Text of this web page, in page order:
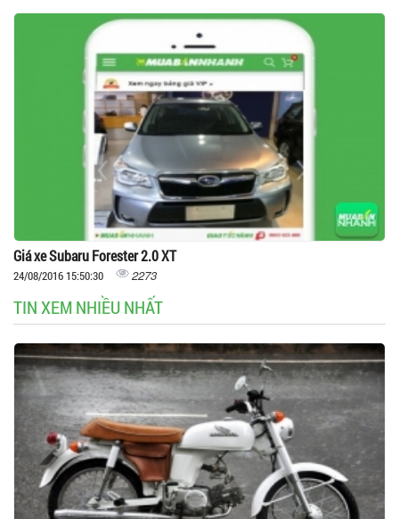
Giá xe Subaru Forester 2.0 XT
24/08/2016 15:50:30 2273
TIN XEM NHIỀU NHẤT